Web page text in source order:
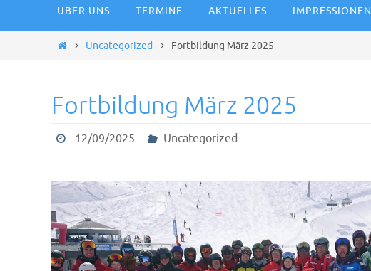
springen
ÜBER UNS TERMINE AKTUELLES IMPRESSIONEN
StartUncategorized Fortbildung März 2025
Fortbildung März 2025
12/09/2025 Uncategorized